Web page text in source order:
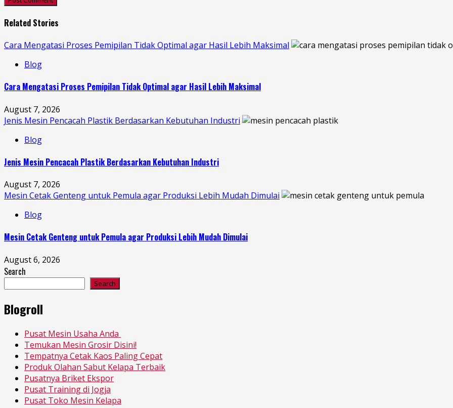
Related Stories
Cara Mengatasi Proses Pemipilan Tidak Optimal agar Hasil Lebih Maksimal
Blog
Cara Mengatasi Proses Pemipilan Tidak Optimal agar Hasil Lebih Maksimal
August 7, 2026
Jenis Mesin Pencacah Plastik Berdasarkan Kebutuhan Industri
Blog
Jenis Mesin Pencacah Plastik Berdasarkan Kebutuhan Industri
August 7, 2026
Mesin Cetak Genteng untuk Pemula agar Produksi Lebih Mudah Dimulai
Blog
Mesin Cetak Genteng untuk Pemula agar Produksi Lebih Mudah Dimulai
August 6, 2026
Search
Search
Blogroll
Pusat Mesin Usaha Anda
Temukan Mesin Grosir Disini!
Tempatnya Cetak Kaos Paling Cepat
Produk Olahan Sabut Kelapa Terbaik
Pusatnya Briket Ekspor
Pusat Training di Jogja
Pusat Toko Mesin Kelapa